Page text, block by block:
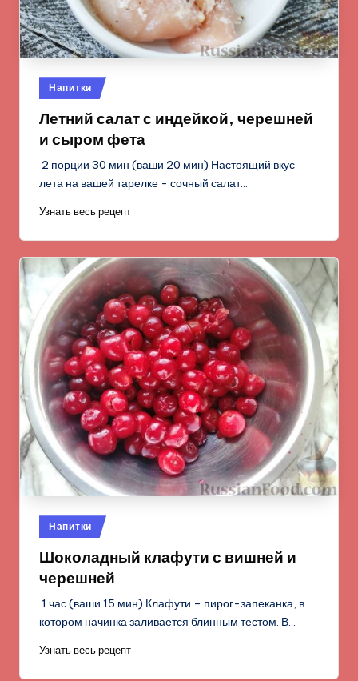
Опубликовано
в
Напитки
Летний салат с индейкой, черешней
и сыром фета
2 порции 30 мин (ваши 20 мин) Настоящий вкус
лета на вашей тарелке - сочный салат…
Узнать весь рецепт
Опубликовано
в
Напитки
Шоколадный клафути с вишней и
черешней
1 час (ваши 15 мин) Клафути – пирог-запеканка, в
котором начинка заливается блинным тестом. В…
Узнать весь рецепт